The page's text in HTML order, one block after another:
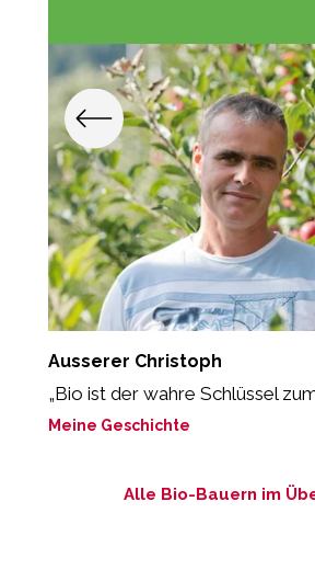
Ausserer Christoph
„Bio ist der wahre Schlüssel
Meine Geschichte
Alle Bio-Bauern im